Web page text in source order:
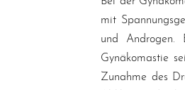
mit
und Androgen.
Gynäkomastie
Zunahme des